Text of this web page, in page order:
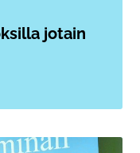
jotain